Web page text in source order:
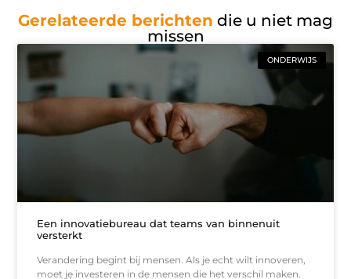
Gerelateerde berichten die u niet mag
missen
ONDERWIJS
Een innovatiebureau dat teams van binnenuit
versterkt
Verandering begint bij mensen. Als je echt wilt innoveren,
moet je investeren in de mensen die het verschil maken.